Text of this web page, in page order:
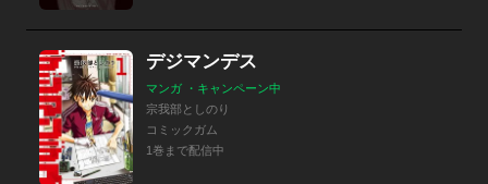
デジマンデス
マンガ ・キャンペーン中
宗我部としのり
コミックガム
1巻まで配信中